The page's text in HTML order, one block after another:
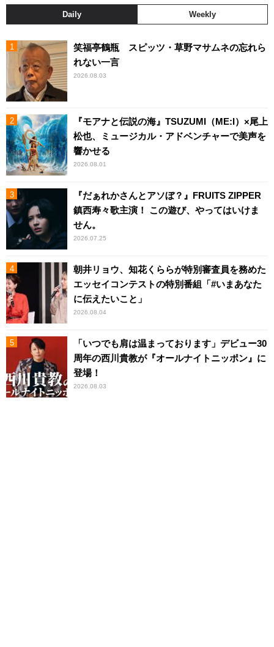
Daily Weekly
笑福亭鶴瓶 スピッツ・草野マサムネの忘れら
れない一言
2026.08.03
『モアナと伝説の海』TSUZUMI（ME:I）×尾上
松也、ミュージカル・アドベンチャーで美声を
響かせる
2026.08.01
『だぁれかさんとアソぼ？』FRUITS ZIPPER
鎮西寿々歌主演！ この遊び、やってはいけま
せん。
2026.07.25
朝井リョウ、知花くららが特別審査員を務めた
エッセイコンテストの特別番組「#いまあなた
に伝えたいこと」
2026.08.04
「いつでも肩は温まっております」デビュー30
周年の西川貴教が『オールナイトニッポン』に
登場！
2026.08.03